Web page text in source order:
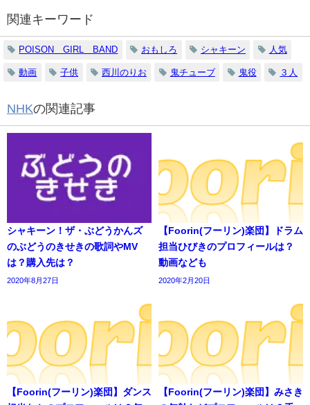
関連キーワード
POISON GIRL BAND おもしろ シャキーン 人気
動画 子供 西川のりお 鬼チューブ 鬼役 ３人
NHKの関連記事
シャキーン！ザ・ぶどうかんズ
のぶどうのきせきの歌詞やMV
は？購入先は？
2020年8月27日
【Foorin(フーリン)楽団】ドラム
担当ひびきのプロフィールは？
動画なども
2020年2月20日
【Foorin(フーリン)楽団】ダンス
【Foorin(フーリン)楽団】みさき